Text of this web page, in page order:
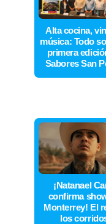
Alta cocina,
música: Todo
primera
Sabores San
¡Natanael
confirma
Monterrey! El
los